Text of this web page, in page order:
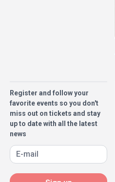
Register and follow your
favorite events so you don't
miss out on tickets and stay
up to date with all the latest
news